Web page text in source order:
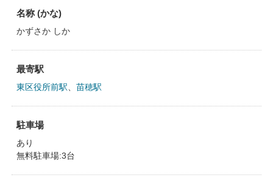
名称 (かな)
かずさか しか
最寄駅
東区役所前駅 苗穂駅
駐車場
あり
無料駐車場:3台